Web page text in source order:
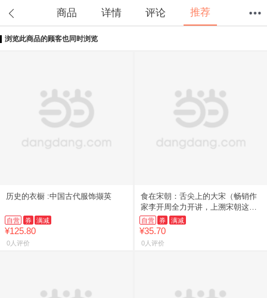
商品 详情 评论 推荐
浏览此商品的顾客也同时浏览
历史的衣橱 :中国古代服饰撷英
自营 券 满减
¥125.80
0人评价
食在宋朝：舌尖上的大宋（畅销作
家李开周全力开讲，上溯宋朝这个
文化鼎盛的古代，还原宋朝饮食生
活的真实图景）
自营 券 满减
¥35.70
0人评价